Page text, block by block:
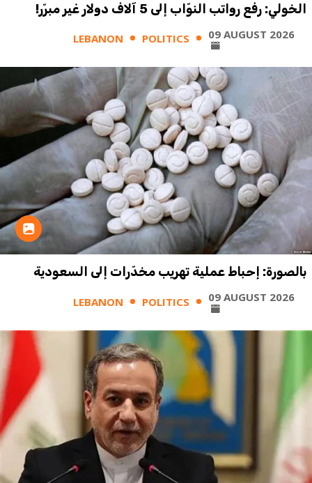
الخولي: رفع رواتب النوّاب إلى 5 آلاف دولار غير مبرّر!
LEBANON POLITICS 09 AUGUST 2026
بالصورة: إحباط عملية تهريب مخدّرات إلى السعودية
LEBANON POLITICS 09 AUGUST 2026